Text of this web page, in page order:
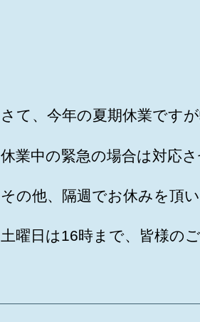
さて、今年の夏期休業です
休業中の緊急の場合は対応
その他、隔週でお休みを頂
土曜日は16時まで、皆様の